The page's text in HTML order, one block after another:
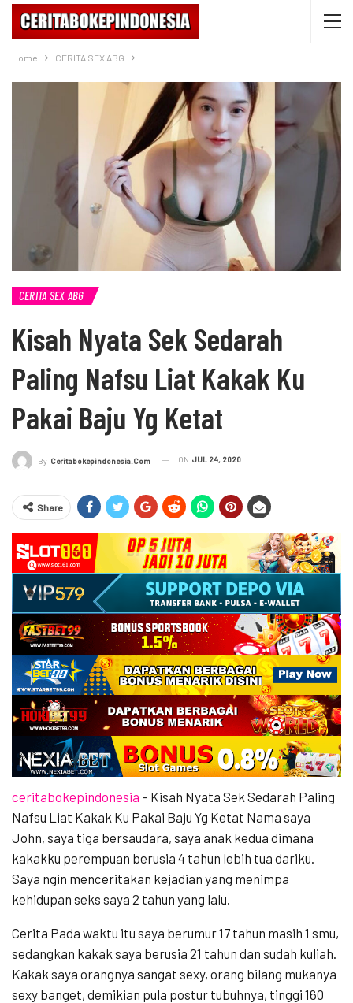
Home CERITA SEX ABG
CERITA SEX ABG
Kisah Nyata Sek Sedarah
Paling Nafsu Liat Kakak Ku
Pakai Baju Yg Ketat
By Ceritabokepindonesia.com ON JUL 24, 2020
Share
ceritabokepindonesia – Kisah Nyata Sek Sedarah Paling
Nafsu Liat Kakak Ku Pakai Baju Yg Ketat Nama saya
John, saya tiga bersaudara, saya anak kedua dimana
kakakku perempuan berusia 4 tahun lebih tua dariku.
Saya ngin menceritakan kejadian yang menimpa
kehidupan seks saya 2 tahun yang lalu.
Cerita Pada waktu itu saya berumur 17 tahun masih 1 smu,
sedangkan kakak saya berusia 21 tahun dan sudah kuliah.
Kakak saya orangnya sangat sexy, orang bilang mukanya
sexy banget, demikian pula postur tubuhnya, tinggi 160